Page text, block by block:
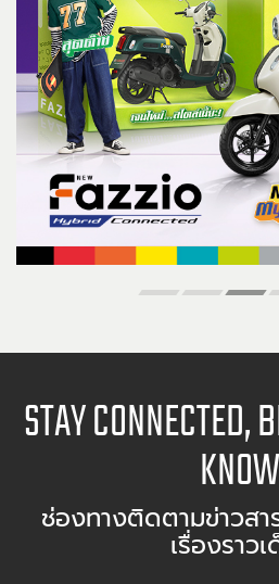
STAY CONNECTED,
ช่องทางติดตามข่าวสา
เรื่องราว